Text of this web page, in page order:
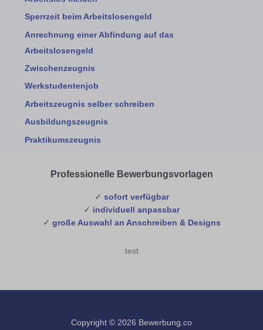
Sperrzeit beim Arbeitslosengeld
Anrechnung einer Abfindung auf das
Arbeitslosengeld
Zwischenzeugnis
Werkstudentenjob
Arbeitszeugnis selber schreiben
Ausbildungszeugnis
Praktikumszeugnis
Professionelle Bewerbungsvorlagen
✓ sofort verfügbar
✓ individuell anpassbar
✓ große Auswahl an Anschreiben & Designs
test
Copyright © 2026 Bewerbung.co